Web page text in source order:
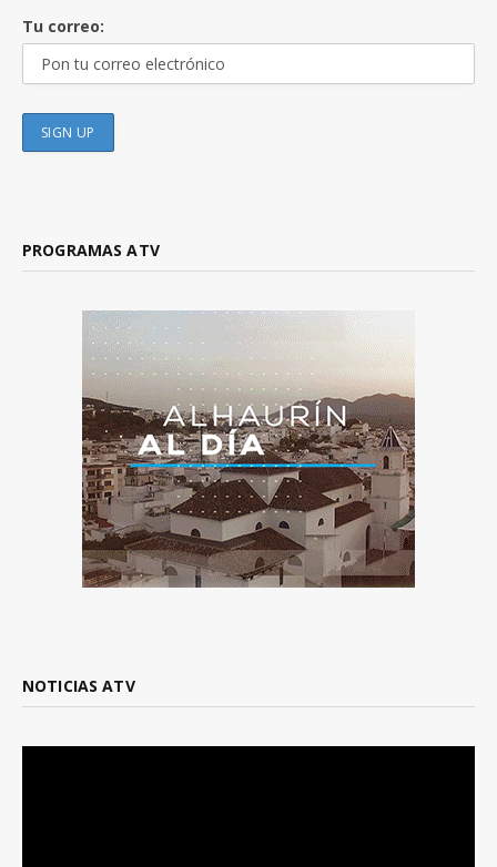
Tu correo:
PROGRAMAS ATV
NOTICIAS ATV